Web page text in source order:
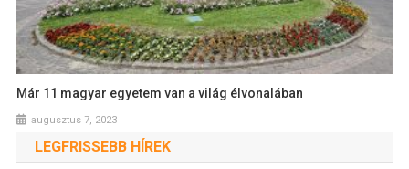
Már 11 magyar egyetem van a világ élvonalában
augusztus 7, 2023
LEGFRISSEBB HÍREK